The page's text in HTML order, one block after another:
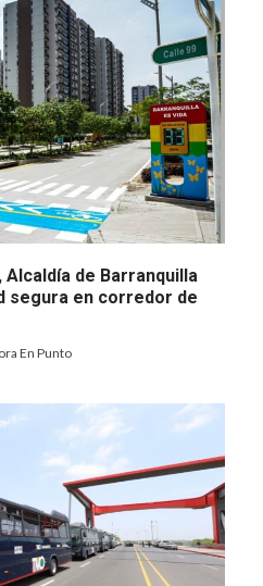
de Barranquilla
segura en corredor de
En Punto